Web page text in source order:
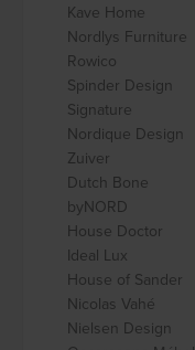
Kave Home
Nordlys Furniture
Rowico
Spinder Design
Signature
Nordique Design
Zuiver
Dutch Bone
byNORD
House Doctor
Ideal Lux
House of Sander
Nicolas Vahé
Nielsen Design